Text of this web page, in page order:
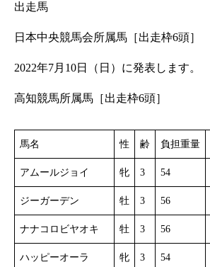
出走馬
日本中央競馬会所属馬［出走枠6頭］
2022年7月10日（日）に発表します。
高知競馬所属馬［出走枠6頭］
馬名 性 齢 負担重量
アムールジョイ 牝 3 54
ジーガーデン 牡 3 56
ナナコロビヤオキ 牡 3 56
ハッピーオーラ 牝 3 54